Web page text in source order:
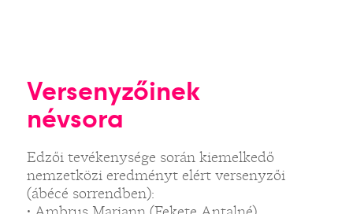
Versenyzőinek
névsora
Edzői tevékenysége során kiemelkedő
nemzetközi eredményt elért versenyzői
(ábécé sorrendben):